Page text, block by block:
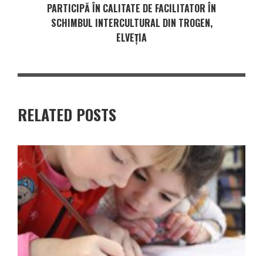
PARTICIPĂ ÎN CALITATE DE FACILITATOR ÎN
SCHIMBUL INTERCULTURAL DIN TROGEN,
ELVEȚIA
RELATED POSTS